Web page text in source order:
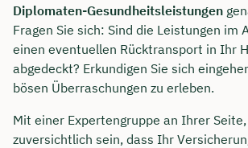
Diplomaten-Gesundheitsleistungen
Fragen Sie sich: Sind die Leistungen im
einen eventuellen Rücktransport in Ihr
abgedeckt? Erkundigen Sie sich
bösen Überraschungen zu erleben.
Mit einer Expertengruppe an Ihrer
zuversichtlich sein, dass Ihr